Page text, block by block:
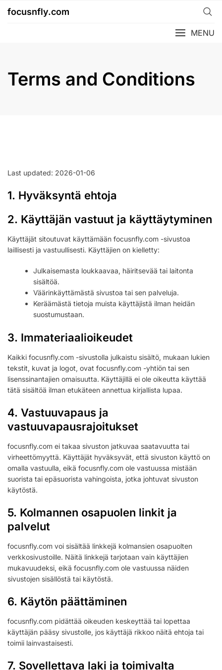
focusnfly.com
MENU
Terms and Conditions
Last updated: 2026-01-06
1. Hyväksyntä ehtoja
2. Käyttäjän vastuut ja käyttäytyminen
Käyttäjät sitoutuvat käyttämään focusnfly.com -sivustoa
laillisesti ja vastuullisesti. Käyttäjien on kielletty:
Julkaisemasta loukkaavaa, häiritsevää tai laitonta
sisältöä.
Väärinkäyttämästä sivustoa tai sen palveluja.
Keräämästä tietoja muista käyttäjistä ilman heidän
suostumustaan.
3. Immateriaalioikeudet
Kaikki focusnfly.com -sivustolla julkaistu sisältö, mukaan lukien
tekstit, kuvat ja logot, ovat focusnfly.com -yhtiön tai sen
lisenssinantajien omaisuutta. Käyttäjillä ei ole oikeutta käyttää
tätä sisältöä ilman etukäteen annettua kirjallista lupaa.
4. Vastuuvapaus ja
vastuuvapausrajoitukset
focusnfly.com ei takaa sivuston jatkuvaa saatavuutta tai
virheettömyyttä. Käyttäjät hyväksyvät, että sivuston käyttö on
omalla vastuulla, eikä focusnfly.com ole vastuussa mistään
suorista tai epäsuorista vahingoista, jotka johtuvat sivuston
käytöstä.
5. Kolmannen osapuolen linkit ja
palvelut
focusnfly.com voi sisältää linkkejä kolmansien osapuolten
verkkosivustoille. Näitä linkkejä tarjotaan vain käyttäjien
mukavuudeksi, eikä focusnfly.com ole vastuussa näiden
sivustojen sisällöstä tai käytöstä.
6. Käytön päättäminen
focusnfly.com pidättää oikeuden keskeyttää tai lopettaa
käyttäjän pääsy sivustolle, jos käyttäjä rikkoo näitä ehtoja tai
toimii lainvastaisesti.
7. Sovellettava laki ja toimivalta